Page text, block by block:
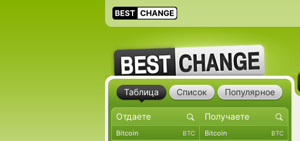
Таблица Список Популярное
Bitcoin BTC Bitcoin BTC